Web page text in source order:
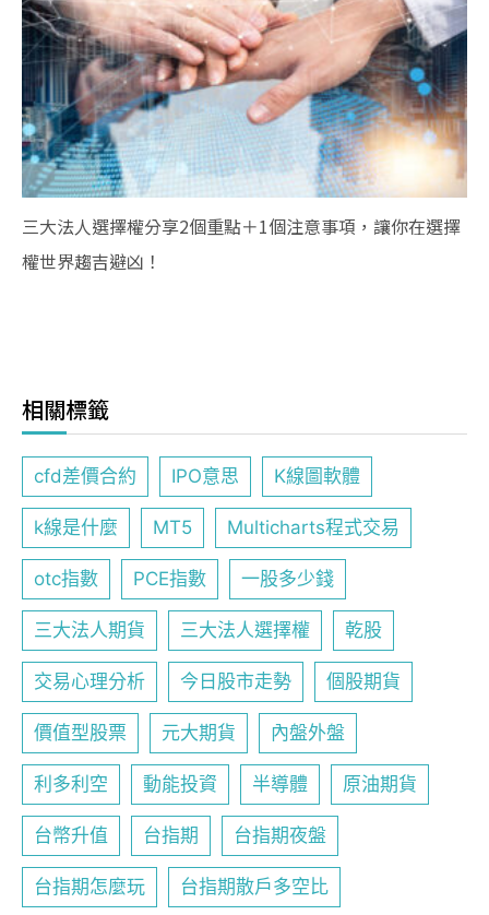
三大法人選擇權分享2個重點＋1個注意事項，讓你在選擇
權世界趨吉避凶！
相關標籤
cfd差價合約 IPO意思 K線圖軟體
k線是什麼 MT5 Multicharts程式交易
otc指數 PCE指數 一股多少錢
三大法人期貨 三大法人選擇權 乾股
交易心理分析 今日股市走勢 個股期貨
價值型股票 元大期貨 內盤外盤
利多利空 動能投資 半導體 原油期貨
台幣升值 台指期 台指期夜盤
台指期怎麼玩 台指期散戶多空比